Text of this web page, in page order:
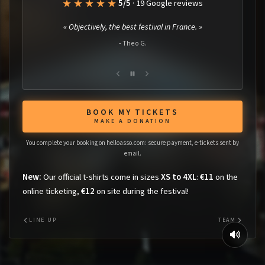
Contact et candidature artiste
★★★★★5/5 · 19 Google reviews
«Objectively, the best festival in France. »
-Theo G.
BOOK MY TICKETS
MAKE A DONATION
You complete your booking on helloasso.com: secure payment, e-tickets sent by
email.
New:Our official t-shirts come in sizesXS to 4XL:€11on the
online ticketing,€12on site during the festival!
LINE UP TEAM